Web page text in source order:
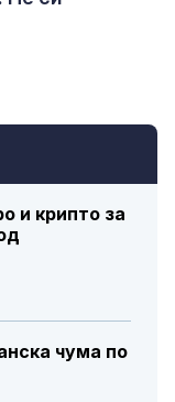
и крипто за
чума по